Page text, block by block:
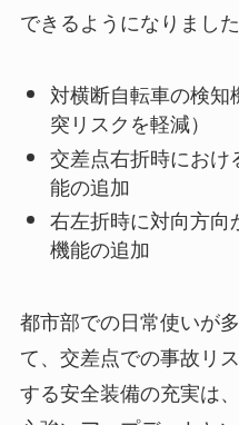
できるようになりました
対横断自転車の検
突リスクを軽減）
交差点右折時におけ
能の追加
右左折時に対向方向
機能の追加
都市部での日常使いが
て、交差点での事故リ
する安全装備の充実は